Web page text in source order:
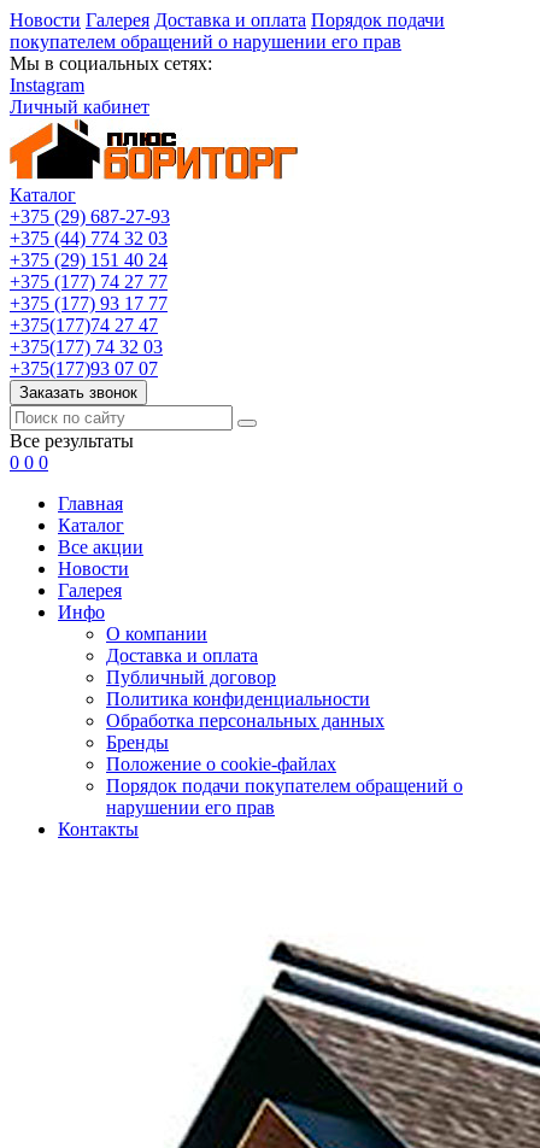
Новости Галерея Доставка и оплата Порядок подачи
покупателем обращений о нарушении его прав
Мы в социальных сетях:
Instagram
Личный кабинет
Каталог
+375 (29) 687-27-93
+375 (44) 774 32 03
+375 (29) 151 40 24
+375 (177) 74 27 77
+375 (177) 93 17 77
+375(177)74 27 47
+375(177) 74 32 03
+375(177)93 07 07
Заказать звонок
Все результаты
0 0 0
Главная
Каталог
Все акции
Новости
Галерея
Инфо
О компании
Доставка и оплата
Публичный договор
Политика конфиденциальности
Обработка персональных данных
Бренды
Положение о cookie-файлах
Порядок подачи покупателем обращений о
нарушении его прав
Контакты